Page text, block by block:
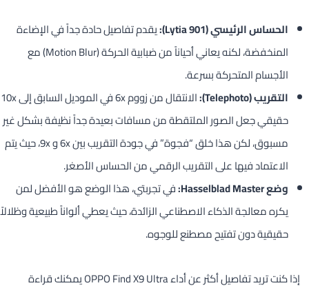
الحساس الرئيسي (Lytia 901):
يقدم تفاصيل حادة جداً في الإضاءة
المنخفضة، لكنه يعاني أحياناً من ضبابية الحركة (Motion Blur) مع
الأجسام المتحركة بسرعة.
التقريب (Telephoto):
الانتقال من زووم 6x في الموديل السابق إلى 10x
حقيقي جعل الصور الملتقطة من مسافات بعيدة جداً نظيفة بشكل غير
مسبوق، لكن هذا خلق “فجوة” في جودة التقريب بين 6x و 9x، حيث يتم
الاعتماد فيها على التقريب الرقمي من الحساس الأصغر.
وضع Hasselblad Master:
في تجربتي، هذا الوضع هو الأفضل لمن
يكره معالجة الذكاء الاصطناعي الزائدة، حيث يعطي ألواناً طبيعية وظلالاً
حقيقية دون تفتيح مصطنع للوجوه.
إذا كنت تريد تفاصيل أكثر عن أداء OPPO Find X9 Ultra يمكنك قراءة